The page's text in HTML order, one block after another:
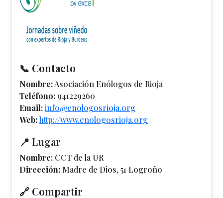
📞 Contacto
Nombre:Asociación Enólogos de Rioja
Teléfono: 941229260
Email:info@enologosrioja.org
Web:http://www.enologosrioja.org
📍 Lugar
Nombre: CCT de la UR
Dirección: Madre de Dios, 51 Logroño
🔗 Compartir